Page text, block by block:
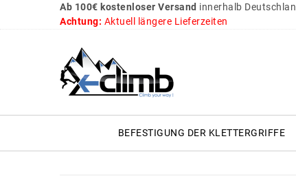
Ab 100€ kostenloser Versand innerhalb
Achtung: Aktuell längere Lieferzeiten
BEFESTIGUNG DER KLETTERGRIFFE